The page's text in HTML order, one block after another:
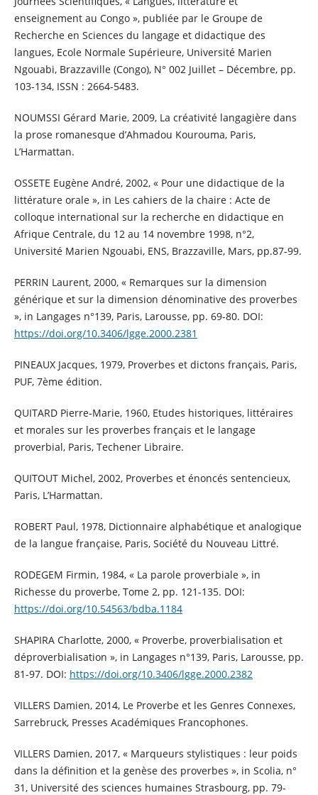
enseignement au Congo », publiée par le Groupe de
Recherche en Sciences du langage et didactique des
langues, Ecole Normale Supérieure, Université Marien
Ngouabi, Brazzaville (Congo), N° 002 Juillet – Décembre, pp.
103-134, ISSN : 2664-5483.
NOUMSSI Gérard Marie, 2009, La créativité langagière dans
la prose romanesque d’Ahmadou Kourouma, Paris,
L’Harmattan.
OSSETE Eugène André, 2002, « Pour une didactique de la
littérature orale », in Les cahiers de la chaire : Acte de
colloque international sur la recherche en didactique en
Afrique Centrale, du 12 au 14 novembre 1998, n°2,
Université Marien Ngouabi, ENS, Brazzaville, Mars, pp.87-99.
PERRIN Laurent, 2000, « Remarques sur la dimension
générique et sur la dimension dénominative des proverbes
», in Langages n°139, Paris, Larousse, pp. 69-80. DOI:
https://doi.org/10.3406/lgge.2000.2381
PINEAUX Jacques, 1979, Proverbes et dictons français, Paris,
PUF, 7ème édition.
QUITARD Pierre-Marie, 1960, Etudes historiques, littéraires
et morales sur les proverbes français et le langage
proverbial, Paris, Techener Libraire.
QUITOUT Michel, 2002, Proverbes et énoncés sentencieux,
Paris, L’Harmattan.
ROBERT Paul, 1978, Dictionnaire alphabétique et analogique
de la langue française, Paris, Société du Nouveau Littré.
RODEGEM Firmin, 1984, « La parole proverbiale », in
Richesse du proverbe, Tome 2, pp. 121-135. DOI:
https://doi.org/10.54563/bdba.1184
SHAPIRA Charlotte, 2000, « Proverbe, proverbialisation et
déproverbialisation », in Langages n°139, Paris, Larousse, pp.
81-97. DOI: https://doi.org/10.3406/lgge.2000.2382
VILLERS Damien, 2014, Le Proverbe et les Genres Connexes,
Sarrebruck, Presses Académiques Francophones.
VILLERS Damien, 2017, « Marqueurs stylistiques : leur poids
dans la définition et la genèse des proverbes », in Scolia, n°
31, Université des sciences humaines Strasbourg, pp. 79-